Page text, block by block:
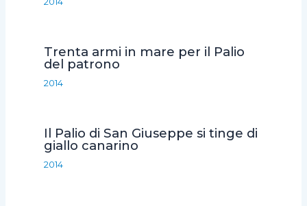
Trenta armi in mare per il Palio
del patrono
2014
Il Palio di San Giuseppe si tinge di
giallo canarino
2014